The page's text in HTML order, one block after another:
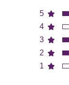
5
4
3
2
1